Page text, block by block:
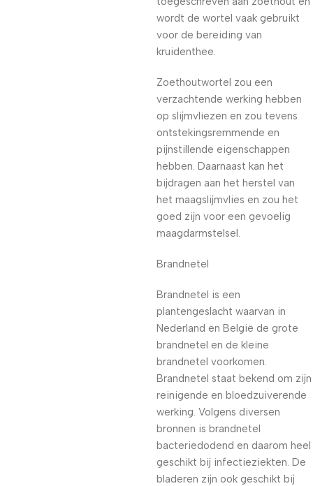
wordt de wortel vaak gebruikt
voor de bereiding van
kruidenthee.
Zoethoutwortel zou een
verzachtende werking hebben
op slijmvliezen en zou tevens
ontstekingsremmende en
pijnstillende eigenschappen
hebben. Daarnaast kan het
bijdragen aan het herstel van
het maagslijmvlies en zou het
goed zijn voor een gevoelig
maagdarmstelsel.
Brandnetel
Brandnetel is een
plantengeslacht waarvan in
Nederland en België de grote
brandnetel en de kleine
brandnetel voorkomen.
Brandnetel staat bekend om zijn
reinigende en bloedzuiverende
werking. Volgens diversen
bronnen is brandnetel
bacteriedodend en daarom heel
geschikt bij infectieziekten. De
bladeren zijn ook geschikt bij